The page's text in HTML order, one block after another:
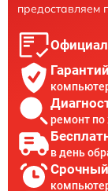
предоставляем
ремонт
в день